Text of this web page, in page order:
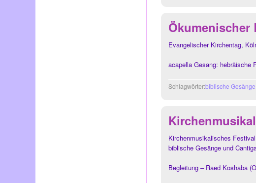
Ökumenischer
Evangelischer Kirchentag,
acapella Gesang: hebräische
Schlagwörter:biblische Gesänge
Kirchenmusikalisches
biblische Gesänge und
Begleitung – Raed Koshaba